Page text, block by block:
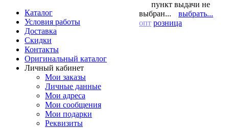
Каталог
Условия работы
Доставка
Скидки
Контакты
Оригинальный каталог
Личный кабинет
Мои заказы
Личные данные
Мои адреса
Мои сообщения
Мои подарки
Реквизиты
пункт выдачи не
выбран...
выбрать...
опт розница